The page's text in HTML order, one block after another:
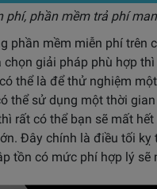
phí, phần mềm trả phí
phần mềm miễn phí trên
giải pháp phù hợp
thể là để thử nghiệm
thể sử dụng một thời
rất có thể bạn sẽ mất
Đây chính là điều tối kỵ
tồn có mức phí hợp lý